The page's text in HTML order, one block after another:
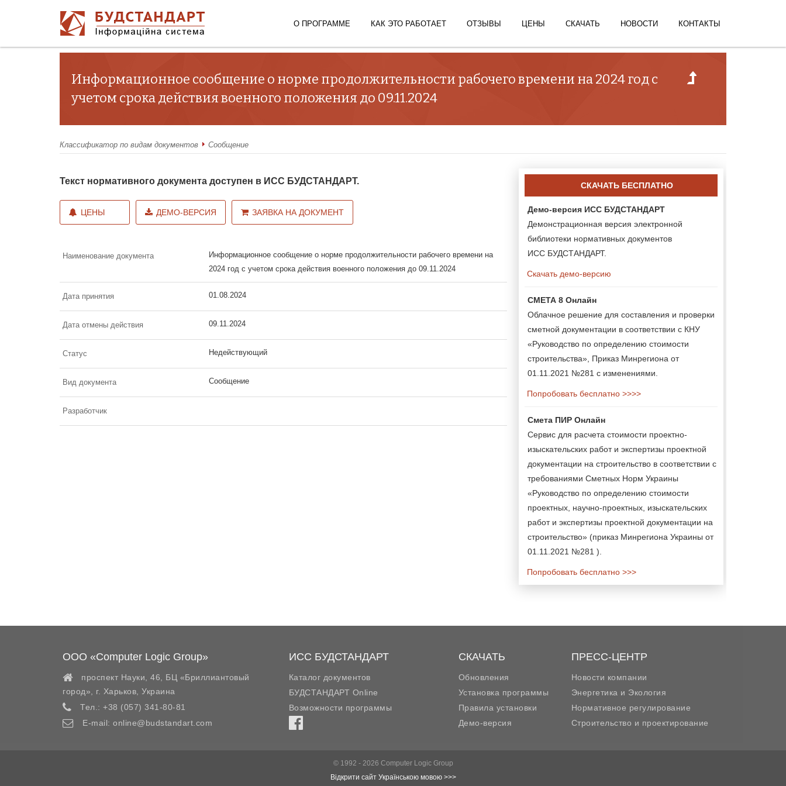
О ПРОГРАММЕ КАК ЭТО РАБОТАЕТ ОТЗЫВЫ ЦЕНЫ СКАЧАТЬ НОВОСТИ КОНТАКТЫ
Информационное сообщение о норме продолжительности рабочего времени на 2024 год с
учетом срока действия военного положения до 09.11.2024
Классификатор по видам документов Сообщение
Текст нормативного документа доступен в ИСС БУДСТАНДАРТ.
ЦЕНЫ ДЕМО-ВЕРСИЯ ЗАЯВКА НА ДОКУМЕНТ
Наименование документа
Информационное сообщение о норме продолжительности рабочего времени на
2024 год с учетом срока действия военного положения до 09.11.2024
Дата принятия 01.08.2024
Дата отмены действия 09.11.2024
Статус Недействующий
Вид документа Сообщение
Разработчик
СКАЧАТЬ БЕСПЛАТНО
Демо-версия ИСС БУДСТАНДАРТ
Демонстрационная версия электронной
библиотеки нормативных документов
ИСС БУДСТАНДАРТ.
Скачать демо-версию
СМЕТА 8 Онлайн
Облачное решение для составления и проверки
сметной документации в соответствии с КНУ
«Руководство по определению стоимости
строительства», Приказ Минрегиона от
01.11.2021 №281 с изменениями.
Попробовать бесплатно >>>>
Смета ПИР Онлайн
Сервис для расчета стоимости проектно-
изыскательских работ и экспертизы проектной
документации на строительство в соответствии с
требованиями Сметных Норм Украины
«Руководство по определению стоимости
проектных, научно-проектных, изыскательских
работ и экспертизы проектной документации на
строительство» (приказ Минрегиона Украины от
01.11.2021 №281 ).
Попробовать бесплатно >>>
ООО «Computer Logic Group»
проспект Науки, 46, БЦ «Бриллиантовый
город»,
г. Харьков Украина
Тел.: +38 (057) 341-80-81
E-mail: online@budstandart.com
ИСС БУДСТАНДАРТ
Каталог документов
БУДСТАНДАРТ Online
Возможности программы
СКАЧАТЬ
Обновления
Установка программы
Правила установки
Демо-версия
ПРЕСС-ЦЕНТР
Новости компании
Энергетика и Экология
Нормативное регулирование
Строительство и проектирование
© 1992 - 2026 Computer Logic Group
Відкрити сайт Українською мовою >>>